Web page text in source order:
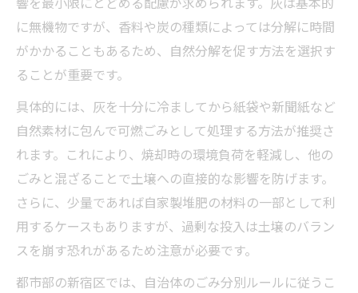
シーシャ愛好者が選ぶエコな灰処理法
持続可能な地域資源によるシーシャ灰対策
地域資源を活かしたシーシャ灰リサイクル
法
間伐材グッズとシーシャ灰の新しい関係
シーシャ灰と林業産品の循環型利用法
檜原村産エコ製品で灰処理を実践するには
地域循環を促すシーシャ灰活用アイデア
エコグッズで叶える安心シーシャライフ
自然素材エコグッズでシーシャ灰問題を軽
に無機物ですが、香料や炭の種類によっては分解に時間
がかかることもあるため、自然分解を促す方法を選択す
ることが重要です。
具体的には、灰を十分に冷ましてから紙袋や新聞紙など
自然素材に包んで可燃ごみとして処理する方法が推奨さ
れます。これにより、焼却時の環境負荷を軽減し、他の
ごみと混ざることで土壌への直接的な影響を防げます。
さらに、少量であれば自家製堆肥の材料の一部として利
用するケースもありますが、過剰な投入は土壌のバラン
スを崩す恐れがあるため注意が必要です。
都市部の新宿区では、自治体のごみ分別ルールに従うこ